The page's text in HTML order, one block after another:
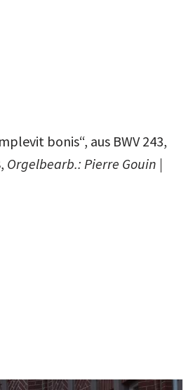
bonis“, aus BWV 243,
Orgelbearb.: Pierre Gouin |